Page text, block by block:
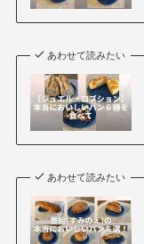
あわせて読みたい
あわせて読みたい